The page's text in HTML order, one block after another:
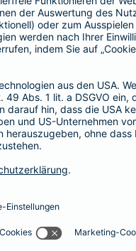
und
ausgerichtet und
einer Gesellschaft, die
so wichtig?
angesehen. Gerade
schon früh geweckt.
nachhaltige